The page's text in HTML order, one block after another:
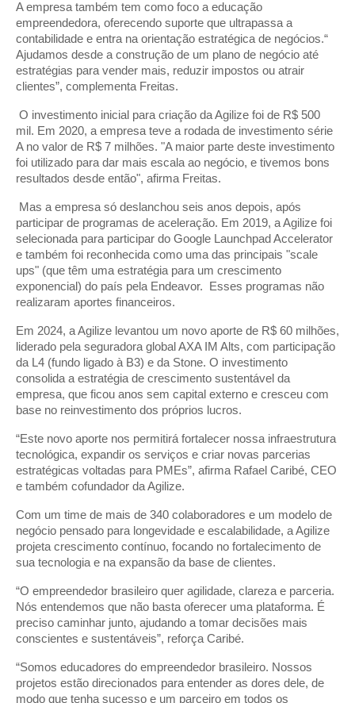
A empresa também tem como foco a educação
empreendedora, oferecendo suporte que ultrapassa a
contabilidade e entra na orientação estratégica de negócios.“
Ajudamos desde a construção de um plano de negócio até
estratégias para vender mais, reduzir impostos ou atrair
clientes”, complementa Freitas.
O investimento inicial para criação da Agilize foi de R$ 500
mil. Em 2020, a empresa teve a rodada de investimento série
A no valor de R$ 7 milhões. "A maior parte deste investimento
foi utilizado para dar mais escala ao negócio, e tivemos bons
resultados desde então", afirma Freitas.
Mas a empresa só deslanchou seis anos depois, após
participar de programas de aceleração. Em 2019, a Agilize foi
selecionada para participar do Google Launchpad Accelerator
e também foi reconhecida como uma das principais "scale
ups" (que têm uma estratégia para um crescimento
exponencial) do país pela Endeavor. Esses programas não
realizaram aportes financeiros.
Em 2024, a Agilize levantou um novo aporte de R$ 60 milhões,
liderado pela seguradora global AXA IM Alts, com participação
da L4 (fundo ligado à B3) e da Stone. O investimento
consolida a estratégia de crescimento sustentável da
empresa, que ficou anos sem capital externo e cresceu com
base no reinvestimento dos próprios lucros.
“Este novo aporte nos permitirá fortalecer nossa infraestrutura
tecnológica, expandir os serviços e criar novas parcerias
estratégicas voltadas para PMEs”, afirma Rafael Caribé, CEO
e também cofundador da Agilize.
Com um time de mais de 340 colaboradores e um modelo de
negócio pensado para longevidade e escalabilidade, a Agilize
projeta crescimento contínuo, focando no fortalecimento de
sua tecnologia e na expansão da base de clientes.
“O empreendedor brasileiro quer agilidade, clareza e parceria.
Nós entendemos que não basta oferecer uma plataforma. É
preciso caminhar junto, ajudando a tomar decisões mais
conscientes e sustentáveis”, reforça Caribé.
“Somos educadores do empreendedor brasileiro. Nossos
projetos estão direcionados para entender as dores dele, de
modo que tenha sucesso e um parceiro em todos os